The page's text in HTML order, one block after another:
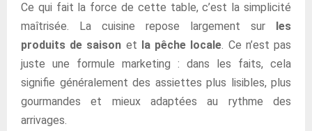
Ce qui fait la force de cette table, c’est la simplicité
maîtrisée. La cuisine repose largement sur les
produits de saison et la pêche locale. Ce n’est pas
juste une formule marketing : dans les faits, cela
signifie généralement des assiettes plus lisibles, plus
gourmandes et mieux adaptées au rythme des
arrivages.